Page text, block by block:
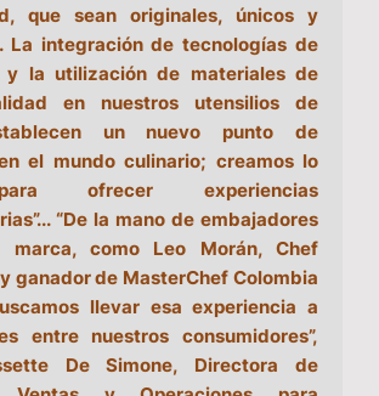
que sean originales, únicos y
La integración de tecnologías de
y la utilización de materiales de
en nuestros utensilios de
un nuevo punto de
el mundo culinario; creamos lo
ofrecer experiencias
“De la mano de embajadores
marca, como Leo Morán, Chef
ganador de MasterChef Colombia
llevar esa experiencia a
entre nuestros consumidores”,
De Simone, Directora de